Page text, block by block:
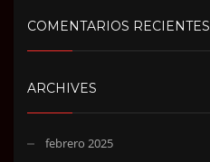
COMENTARIOS RECIENTES
ARCHIVES
febrero 2025